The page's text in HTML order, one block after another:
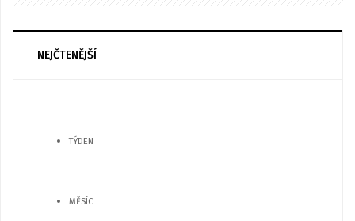
NEJČTENĚJŠÍ
TÝDEN
MĚSÍC